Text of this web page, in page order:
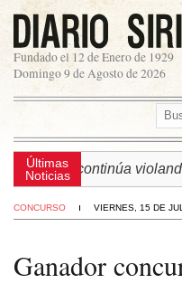
Fundado el 12 de Enero de 1929
Domingo 9 de Agosto de 2026
Últimas
Noticias
israelí continúa
CONCURSO VIERNES, 15 DE
Ganador